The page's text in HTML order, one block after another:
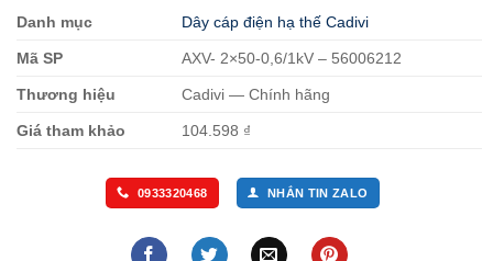
Danh mục Dây cáp điện hạ thế Cadivi
Mã SP AXV- 2×50-0,6/1kV – 56006212
Thương hiệu Cadivi — Chính hãng
Giá tham khảo 104.598 ₫
0933320468 NHẮN TIN ZALO